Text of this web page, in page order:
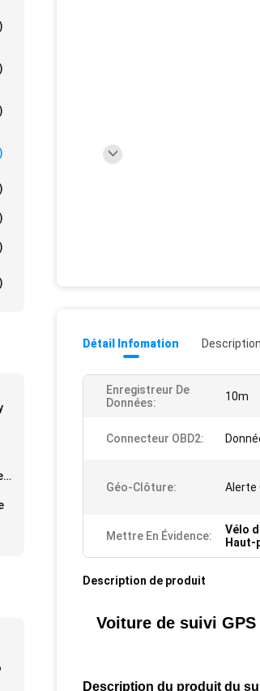
Détail Infomation
Enregistreur De
Données:
10m
Connecteur OBD2:
Géo-Clôture: Alerte
Mettre En Évidence: Vélo
Haut-
Description de produit
Voiture de suivi
Description du produit du